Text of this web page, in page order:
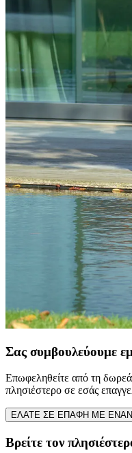
Σας συμβουλεύουμε
Επωφεληθείτε από τη
πλησιέστερο σε εσάς
ΕΛΑΤΕ ΣΕ ΕΠΑΦΗ ΜΕ
Βρείτε τον